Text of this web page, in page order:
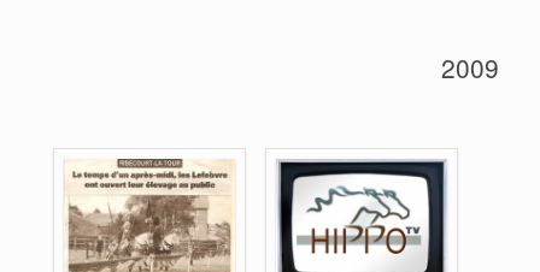
2009